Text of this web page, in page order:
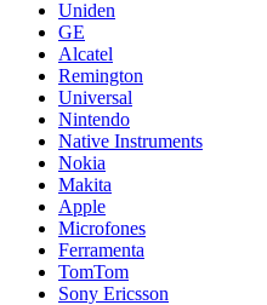
Uniden
GE
Alcatel
Remington
Universal
Nintendo
Native Instruments
Nokia
Makita
Apple
Microfones
Ferramenta
TomTom
Sony Ericsson